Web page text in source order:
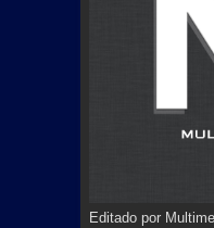
Editado por